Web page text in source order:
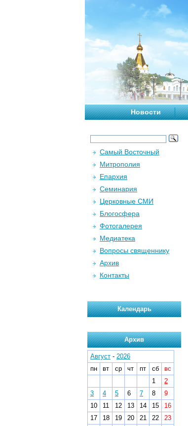
Новости
Самый Восточный
Митрополия
Епархия
Семинария
Церковные СМИ
Блогосфера
Фотогалерея
Медиатека
Вопросы священнику
Архив
Контакты
Календарь
Архив
Август - 2026
пн
вт ср чт пт сб
вс
1
2
3
4 5 6 7 8
9
10
11 12 13 14 15
16
17
18 19 20 21 22
23